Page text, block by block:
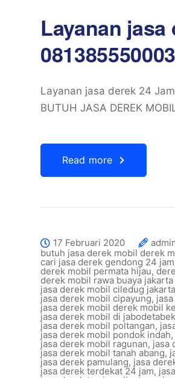
Layanan jasa
081385550003
Layanan jasa derek 24
BUTUH JASA DEREK
Read more
17 Februari 2020
butuh jasa derek mobil derek
cari jasa derek gendong 24 jam
derek mobil permata hijau,
derek mobil rawa buaya
jasa derek mobil ciledug jakarta
jasa derek mobil cipayung,
jasa derek mobil derek mobil
jasa derek mobil di jabodetabek
jasa derek mobil poltangan,
jasa derek mobil pondok indah,
jasa derek mobil ragunan, jasa
jasa derek mobil tanah abang,
jasa derek pamulang, jasa
jasa derek terdekat 24 jam,